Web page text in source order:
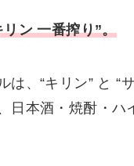
ン 一番搾り”。
は、“キリン” と “
日本酒・焼酎・ハ